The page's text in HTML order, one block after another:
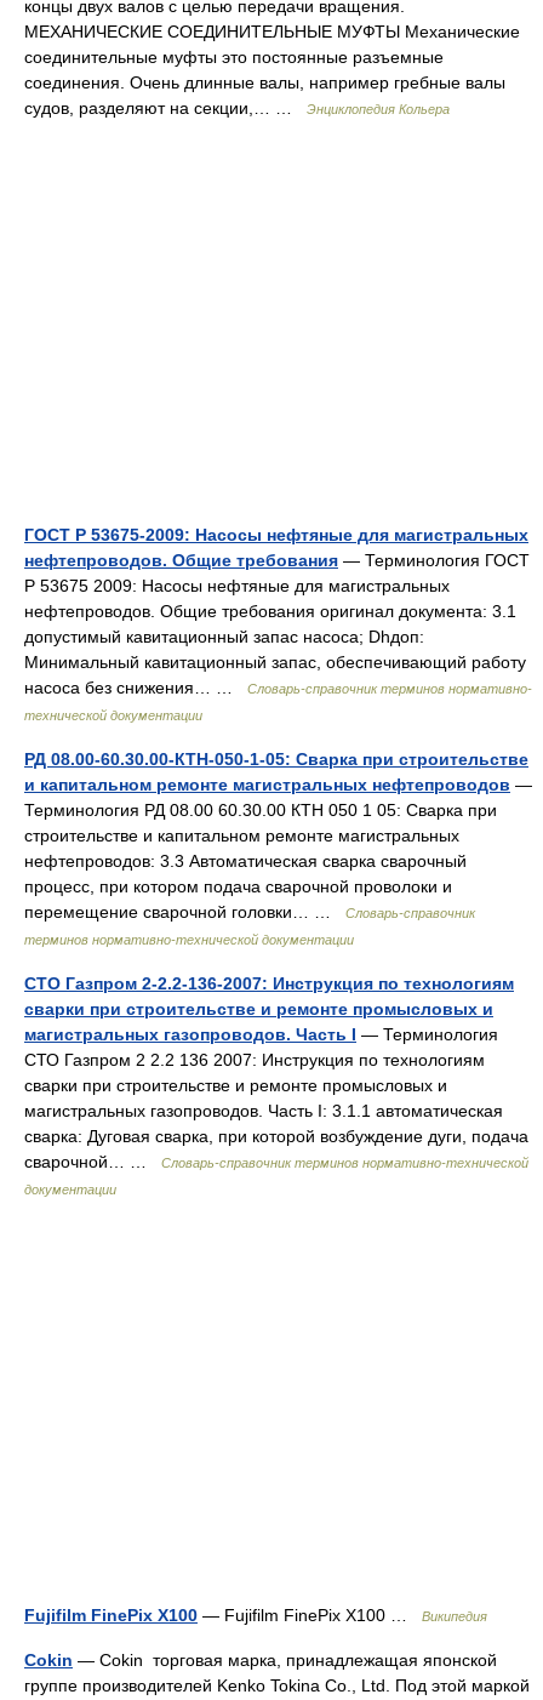
концы двух валов с целью передачи вращения.
МЕХАНИЧЕСКИЕ СОЕДИНИТЕЛЬНЫЕ МУФТЫ Механические
соединительные муфты это постоянные разъемные
соединения. Очень длинные валы, например гребные валы
судов, разделяют на секции,… …
Энциклопедия Кольера
ГОСТ Р 53675-2009: Насосы нефтяные для магистральных
нефтепроводов. Общие требования — Терминология ГОСТ
Р 53675 2009: Насосы нефтяные для магистральных
нефтепроводов. Общие требования оригинал документа: 3.1
допустимый кавитационный запас насоса; Dhдоп:
Минимальный кавитационный запас, обеспечивающий работу
насоса без снижения… …
Словарь-справочник терминов нормативно-
технической документации
РД 08.00-60.30.00-КТН-050-1-05: Сварка при строительстве
и капитальном ремонте магистральных нефтепроводов —
Терминология РД 08.00 60.30.00 КТН 050 1 05: Сварка при
строительстве и капитальном ремонте магистральных
нефтепроводов: 3.3 Автоматическая сварка сварочный
процесс, при котором подача сварочной проволоки и
перемещение сварочной головки… …
Словарь-справочник
терминов нормативно-технической документации
СТО Газпром 2-2.2-136-2007: Инструкция по технологиям
сварки при строительстве и ремонте промысловых и
магистральных газопроводов. Часть I — Терминология
СТО Газпром 2 2.2 136 2007: Инструкция по технологиям
сварки при строительстве и ремонте промысловых и
магистральных газопроводов. Часть I: 3.1.1 автоматическая
сварка: Дуговая сварка, при которой возбуждение дуги, подача
сварочной… …
Словарь-справочник терминов нормативно-технической
документации
Fujifilm FinePix X100 — Fujifilm FinePix X100 … Википедия
Cokin — Cokin торговая марка, принадлежащая японской
группе производителей Kenko Tokina Co., Ltd. Под этой маркой